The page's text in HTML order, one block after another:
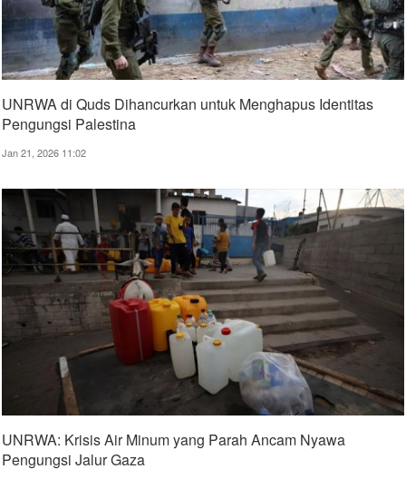
UNRWA di Quds Dihancurkan untuk Menghapus Identitas
Pengungsi Palestina
Jan 21, 2026 11:02
UNRWA: Krisis Air Minum yang Parah Ancam Nyawa
Pengungsi Jalur Gaza